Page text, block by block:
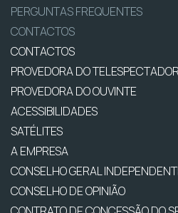
PERGUNTAS FREQUENTES
CONTACTOS
CONTACTOS
PROVEDORA DO TELESPECTADOR
PROVEDORA DO OUVINTE
ACESSIBILIDADES
SATÉLITES
A EMPRESA
CONSELHO GERAL
CONSELHO DE OPINIÃO